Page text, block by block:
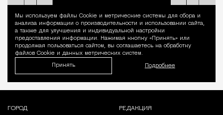
Уведомление
Мы используем файлы Сookie и метрические системы для сбора и
анализа информации о производительности и использовании сайта,
а также для улучшения и индивидуальной настройки
предоставления информации. Нажимая кнопку «Принять» или
продолжая пользоваться сайтом, вы соглашаетесь на обработку
файлов Cookie и данных метрических систем.
Принять Подробнее
ГОРОД РЕДАКЦИЯ